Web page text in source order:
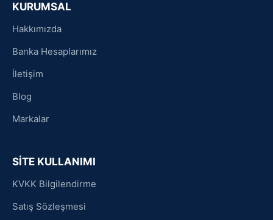
KURUMSAL
Hakkımızda
Banka Hesaplarımız
İletişim
Blog
Markalar
SİTE KULLANIMI
KVKK Bilgilendirme
Satış Sözleşmesi